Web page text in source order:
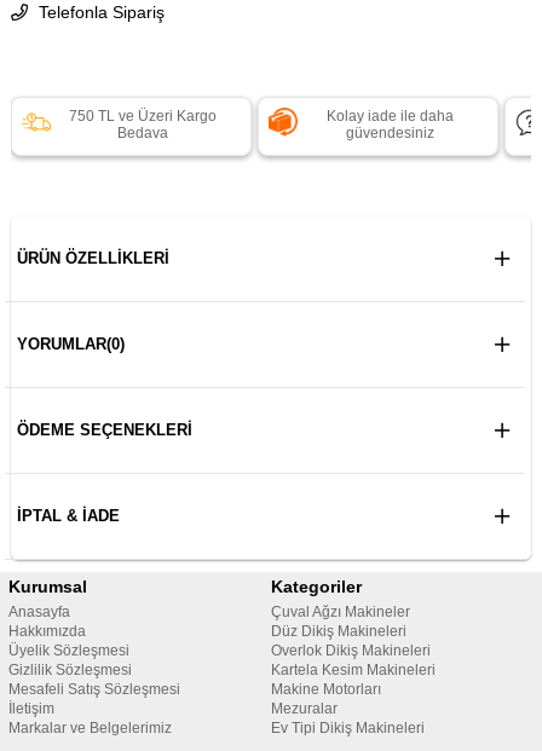
Telefonla Sipariş
750 TL ve Üzeri Kargo
Bedava
Kolay iade ile daha
güvendesiniz
ÜRÜN ÖZELLIKLERI
YORUMLAR(0)
ÖDEME SEÇENEKLERI
İPTAL & İADE
Kurumsal
Anasayfa
Hakkımızda
Üyelik Sözleşmesi
Gizlilik Sözleşmesi
Mesafeli Satış Sözleşmesi
İletişim
Markalar ve Belgelerimiz
Kategoriler
Çuval Ağzı Makineler
Düz Dikiş Makineleri
Overlok Dikiş Makineleri
Kartela Kesim Makineleri
Makine Motorları
Mezuralar
Ev Tipi Dikiş Makineleri